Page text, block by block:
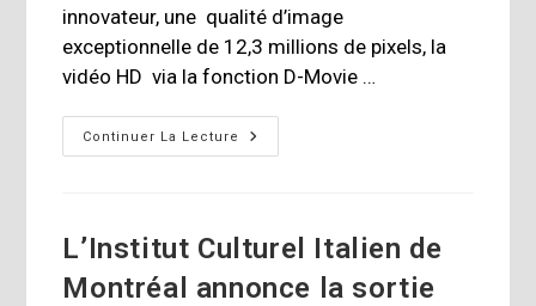
innovateur, une qualité d’image
exceptionnelle de 12,3 millions de pixels, la
vidéo HD via la fonction D-Movie …
Continuer La Lecture
Nikon
Canada
L’Institut Culturel Italien de
Montréal annonce la sortie